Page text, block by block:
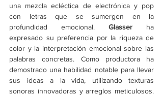
una mezcla ecléctica de electrónica y pop
con letras que se sumergen en la
profundidad emocional. Glasser ha
expresado su preferencia por la riqueza de
color y la interpretación emocional sobre las
palabras concretas. Como productora ha
demostrado una habilidad notable para llevar
sus ideas a la vida, utilizando texturas
sonoras innovadoras y arreglos meticulosos.